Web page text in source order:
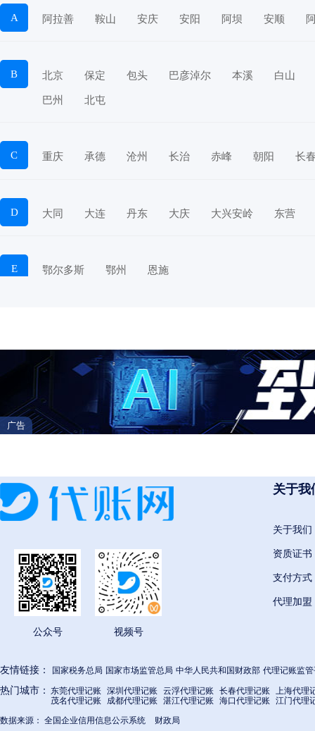
A 阿拉善 鞍山 安庆 安阳 阿坝 安顺
B 北京 保定 包头 巴彦淖尔 本溪 白山
巴州 北屯
C 重庆 承德 沧州 长治 赤峰 朝阳 长
D 大同 大连 丹东 大庆 大兴安岭 东营
E 鄂尔多斯 鄂州 恩施
桂林 贵港 广元 广安 甘
J 晋城 晋中 锦州 吉林
开封 昆明 克拉玛依 可克达
广告
公众号 视频号
关于我
关于我们
资质证书
支付方式
代理加盟
友情链接： 国家税务总局 国家市场监管总局 中华人民共和国财政部 代理记账监
热门城市： 东莞代理记账 深圳代理记账 云浮代理记账 长春代理记账 上海代理
茂名代理记账
成都代理记账 湛江代理记账 海口代理记账 江门代理
数据来源： 全国企业信用信息公示系统 财政局